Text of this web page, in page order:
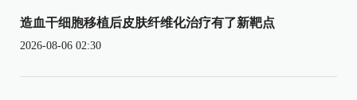
造血干细胞移植后皮肤纤维化治疗有了新靶点
2026-08-06 02:30